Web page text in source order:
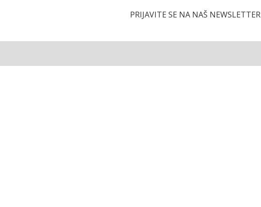
PRIJAVITE SE NA NAŠ NEWSLETTER